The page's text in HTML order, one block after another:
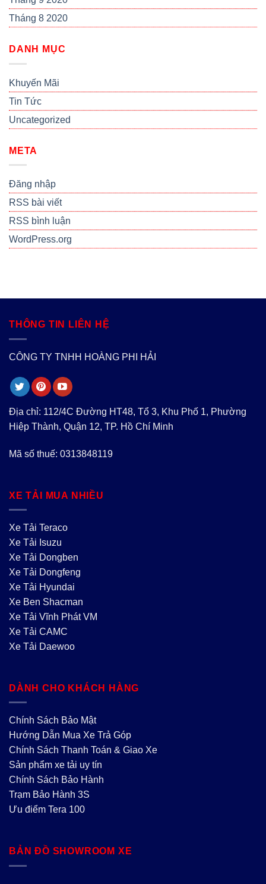
Tháng 8 2020
DANH MỤC
Khuyến Mãi
Tin Tức
Uncategorized
META
Đăng nhập
RSS bài viết
RSS bình luận
WordPress.org
THÔNG TIN LIÊN HỆ
CÔNG TY TNHH HOÀNG PHI HẢI
Địa chỉ: 112/4C Đường HT48, Tổ 3, Khu Phố 1, Phường
Hiệp Thành, Quận 12, TP. Hồ Chí Minh
Mã số thuế: 0313848119
XE TẢI MUA NHIỀU
Xe Tải Teraco
Xe Tải Isuzu
Xe Tải Dongben
Xe Tải Dongfeng
Xe Tải Hyundai
Xe Ben Shacman
Xe Tải Vĩnh Phát VM
Xe Tải CAMC
Xe Tải Daewoo
DÀNH CHO KHÁCH HÀNG
Chính Sách Bảo Mật
Hướng Dẫn Mua Xe Trả Góp
Chính Sách Thanh Toán & Giao Xe
Sản phẩm xe tải uy tín
Chính Sách Bảo Hành
Trạm Bảo Hành 3S
Ưu điểm Tera 100
BẢN ĐỒ SHOWROOM XE